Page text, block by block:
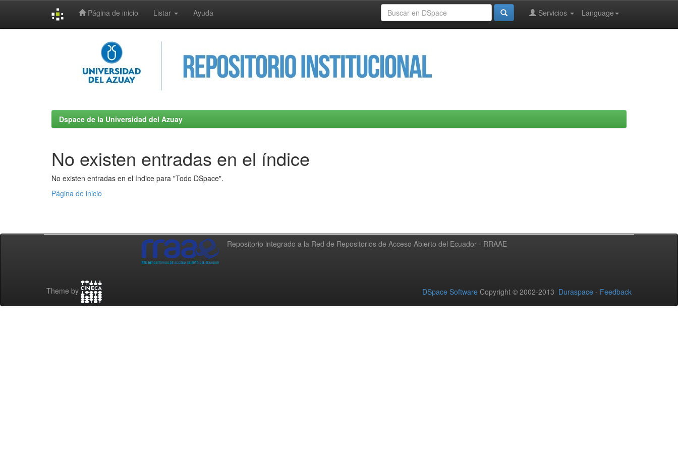
Página de inicio Listar Ayuda Language
Servicios
Dspace de la Universidad del Azuay
No existen entradas en el índice
No existen entradas en el índice para "Todo DSpace".
Página de inicio
Repositorio integrado a la Red de Repositorios de Acceso Abierto del Ecuador - RRAAE
Theme by DSpace Software Copyright © 2002-2013 Duraspace - Feedback